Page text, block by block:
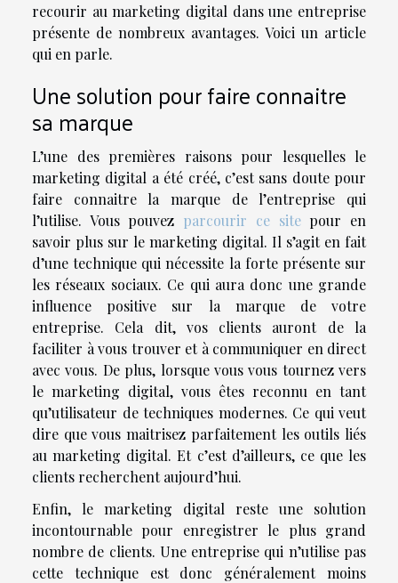
recourir au marketing digital dans une entreprise
présente de nombreux avantages. Voici un article
qui en parle.
Une solution pour faire connaitre
sa marque
L’une des premières raisons pour lesquelles le
marketing digital a été créé, c’est sans doute pour
faire connaitre la marque de l’entreprise qui
l’utilise. Vous pouvez parcourir ce sitepour en
savoir plus sur le marketing digital. Il s’agit en fait
d’une technique qui nécessite la forte présente sur
les réseaux sociaux. Ce qui aura donc une grande
influence positive sur la marque de votre
entreprise. Cela dit, vos clients auront de la
faciliter à vous trouver et à communiquer en direct
avec vous. De plus, lorsque vous vous tournez vers
le marketing digital, vous êtes reconnu en tant
qu’utilisateur de techniques modernes. Ce qui veut
dire que vous maitrisez parfaitement les outils liés
au marketing digital. Et c’est d’ailleurs, ce que les
clients recherchent aujourd’hui.
Enfin, le marketing digital reste une solution
incontournable pour enregistrer le plus grand
nombre de clients. Une entreprise qui n’utilise pas
cette technique est donc généralement moins